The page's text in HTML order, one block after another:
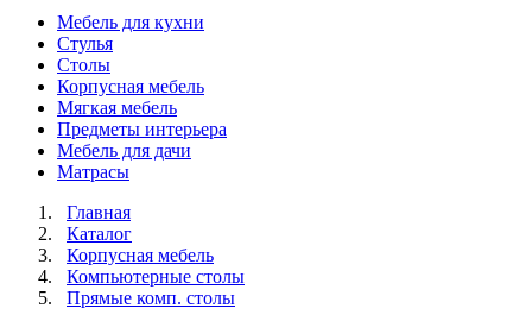
Мебель для кухни
Стулья
Столы
Корпусная мебель
Мягкая мебель
Предметы интерьера
Мебель для дачи
Матраcы
Главная
Каталог
Корпусная мебель
Компьютерные столы
Прямые комп. столы